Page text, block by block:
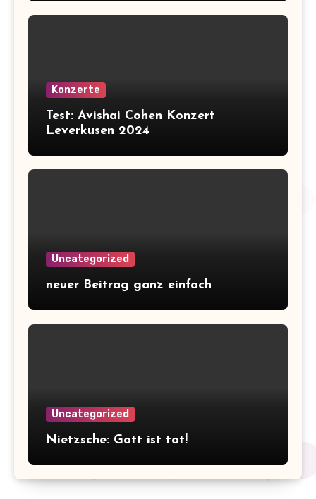
Konzerte
Test: Avishai Cohen Konzert
Leverkusen 2024
Uncategorized
neuer Beitrag ganz einfach
Uncategorized
Nietzsche: Gott ist tot!